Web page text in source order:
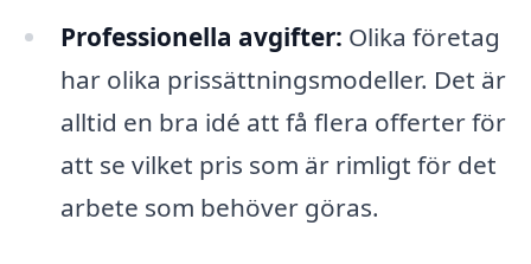
Professionella avgifter: Olika företag
har olika prissättningsmodeller. Det är
alltid en bra idé att få flera offerter för
att se vilket pris som är rimligt för det
arbete som behöver göras.